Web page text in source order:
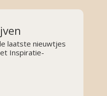
laatste nieuwtjes
Inspiratie-